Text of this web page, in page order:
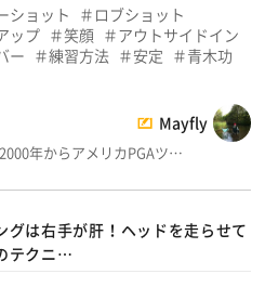
ショット
ロブショット
ップ
笑顔
アウトサイドイン
ー
練習方法 安定
青木功
Mayfly
年からアメリカPGAツ…
グは右手が肝！ヘッドを走らせて
テクニ…